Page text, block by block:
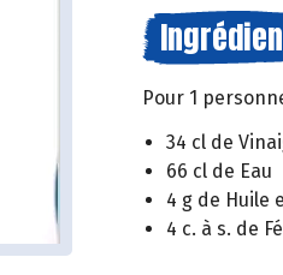
Pour 1
34 cl de
66 cl de Eau
4 g de Huile
4 c. à s. de